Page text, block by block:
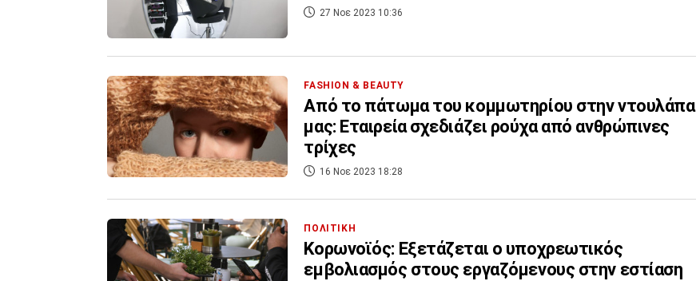
27 Νοε 2023 10:36
FASHION & BEAUTY
Από το πάτωμα του κομμωτηρίου στην ντουλάπα
μας: Εταιρεία σχεδιάζει ρούχα από ανθρώπινες
τρίχες
16 Νοε 2023 18:28
ΠΟΛΙΤΙΚΗ
Κορωνοϊός: Εξετάζεται ο υποχρεωτικός
εμβολιασμός στους εργαζόμενους στην εστίαση